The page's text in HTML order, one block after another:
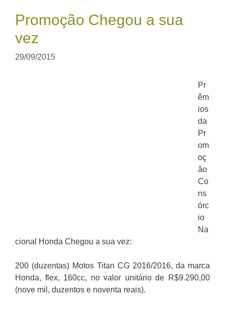
Promoção Chegou a sua
vez
29/09/2015
Pr
êm
ios
da
Pr
om
oç
ão
Co
ns
órc
io
Na
cional Honda Chegou a sua vez:
200 (duzentas) Motos Titan CG 2016/2016, da marca
Honda, flex, 160cc, no valor unitário de R$9.290,00
(nove mil, duzentos e noventa reais).